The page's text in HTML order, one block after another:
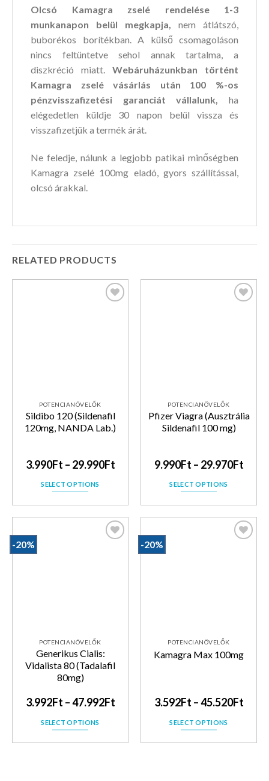
Olcsó Kamagra zselé rendelése 1-3
munkanapon belül megkapja, nem átlátszó,
buborékos borítékban. A külső csomagoláson
nincs feltüntetve sehol annak tartalma, a
diszkréció miatt. Webáruházunkban történt
Kamagra zselé vásárlás után 100 %-os
pénzvisszafizetési garanciát vállalunk, ha
elégedetlen küldje 30 napon belül vissza és
visszafizetjük a termék árát.
Ne feledje, nálunk a legjobb patikai minőségben
Kamagra zselé 100mg eladó, gyors szállítással,
olcsó árakkal.
RELATED PRODUCTS
POTENCIANÖVELŐK
Sildibo 120 (Sildenafil
120mg, NANDA Lab.)
3.990Ft – 29.990Ft
SELECT OPTIONS
POTENCIANÖVELŐK
Pfizer Viagra (Ausztrália
Sildenafil 100 mg)
9.990Ft – 29.970Ft
SELECT OPTIONS
-20%
POTENCIANÖVELŐK
Generikus Cialis:
Vidalista 80 (Tadalafil
80mg)
3.992Ft –47.992Ft
SELECT OPTIONS
-20%
POTENCIANÖVELŐK
Kamagra Max 100mg
3.592Ft –45.520Ft
SELECT OPTIONS